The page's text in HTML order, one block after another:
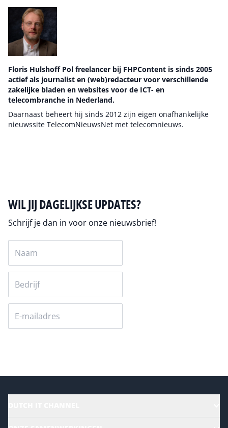
Floris Hulshoff Pol freelancer bij FHPContent is sinds 2005
actief als journalist en (web)redacteur voor verschillende
zakelijke bladen en websites voor de ICT- en
telecombranche in Nederland.
Daarnaast beheert hij sinds 2012 zijn eigen onafhankelijke
nieuwssite TelecomNieuwsNet met telecomnieuws.
WIL JIJ DAGELIJKSE UPDATES?
Schrijf je dan in voor onze nieuwsbrief!